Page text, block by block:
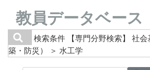
教員データベース
検索条件
【専門分野検索】 社
築・防災） ＞ 水工学